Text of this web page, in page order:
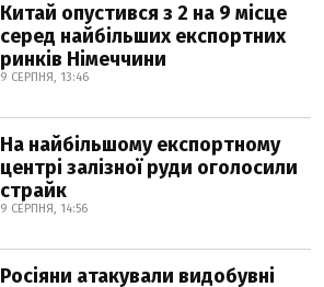
Китай опустився з 2 на 9 місце
серед найбільших експортних
ринків Німеччини
9 СЕРПНЯ, 13:46
На найбільшому експортному
центрі залізної руди оголосили
страйк
9 СЕРПНЯ, 14:56
Росіяни атакували видобувні